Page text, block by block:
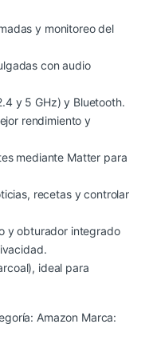
y monitoreo del
con audio
y 5 GHz) y Bluetooth.
rendimiento y
mediante Matter para
recetas y controlar
y obturador integrado
ideal para
Amazon Marca: